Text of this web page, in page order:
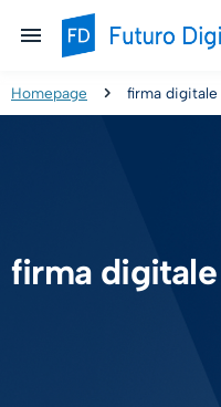
Homepage firma
firma